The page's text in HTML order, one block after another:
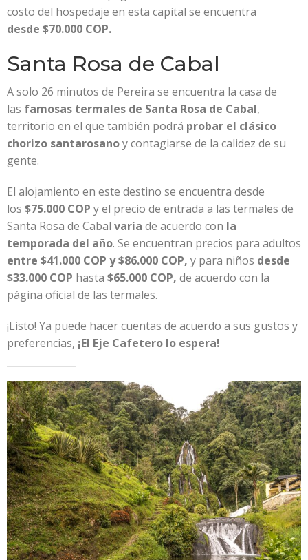
costo del hospedaje en esta capital se encuentra
desde $70.000 COP.
Santa Rosa de Cabal
A solo 26 minutos de Pereira se encuentra la casa de
las famosas termales de Santa Rosa de Cabal,
territorio en el que también podrá probar el clásico
chorizo santarosanoy contagiarse de la calidez de su
gente.
El alojamiento en este destino se encuentra desde
los $75.000 COP y el precio de entrada a las termales de
Santa Rosa de Cabal varía de acuerdo con la
temporada del año. Se encuentran precios para adultos
entre $41.000 COP y $86.000 COP, y para niños desde
$33.000 COP hasta $65.000 COP, de acuerdo con la
página oficial de las termales.
¡Listo! Ya puede hacer cuentas de acuerdo a sus gustos y
preferencias, ¡El Eje Cafetero lo espera!